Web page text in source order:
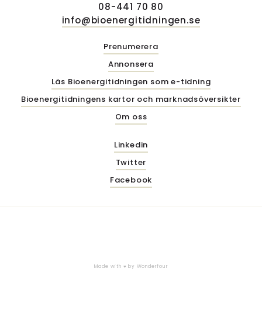
08-441 70 80
info@bioenergitidningen.se
Prenumerera
Annonsera
Läs Bioenergitidningen som e-tidning
Bioenergitidningens kartor och marknadsöversikter
Om oss
Linkedin
Twitter
Facebook
Made with ♥ by Wonderfour